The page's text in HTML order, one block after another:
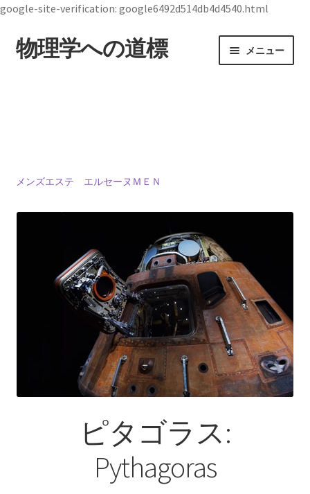
google-site-verification: google6492d514db4d4540.html
ナ
ビ
ス
ッ
コ
ン
ッ
物理学への道標 メニュー
【1928年7月28日 ～1990年10月1日】— 量子世界
の常識を問い直した理論物理学者 —
デモクリトス
【インドまで出かけて見聞を広め、
原子・統計を始めた賢人】
【謎に満ちた数と幾何学の創始者】
フォン・ノイマン
メンズエステ エルセーヌＭＥＮ
ピタゴラス:
Pythagoras